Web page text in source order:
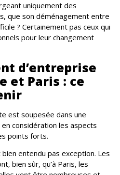
uniquement des
que son déménagement entre
? Certainement pas ceux qui
pour leur changement
d’entreprise
et Paris : ce
est soupesée dans une
considération les aspects
points forts.
entendu pas exception. Les
bien sûr, qu’à Paris, les